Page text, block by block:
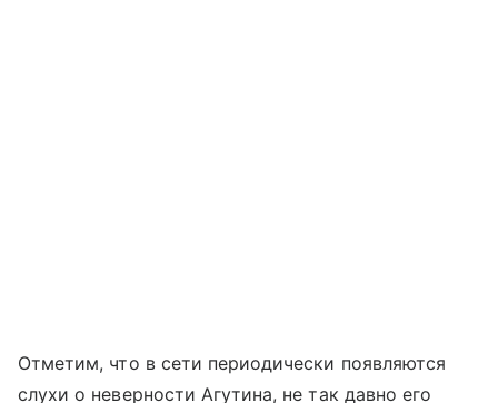
Отметим, что в сети периодически появляются
слухи о неверности Агутина, не так давно его